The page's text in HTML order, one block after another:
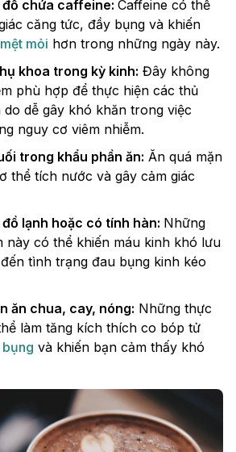
đồ chứa caffeine: Caffeine có thể
căng tức, đầy bụng và khiến
mệt mỏi hơn trong những ngày này.
khoa trong kỳ kinh: Đây không
phù hợp để thực hiện các thủ
dễ gây khó khăn trong việc
nguy cơ viêm nhiễm.
trong khẩu phần ăn: Ăn quá mặn
thể tích nước và gây cảm giác
lạnh hoặc có tính hàn: Những
này có thể khiến máu kinh khó lưu
tình trạng đau bụng kinh kéo
ăn chua, cay, nóng: Những thực
làm tăng kích thích co bóp tử
và khiến bạn cảm thấy khó